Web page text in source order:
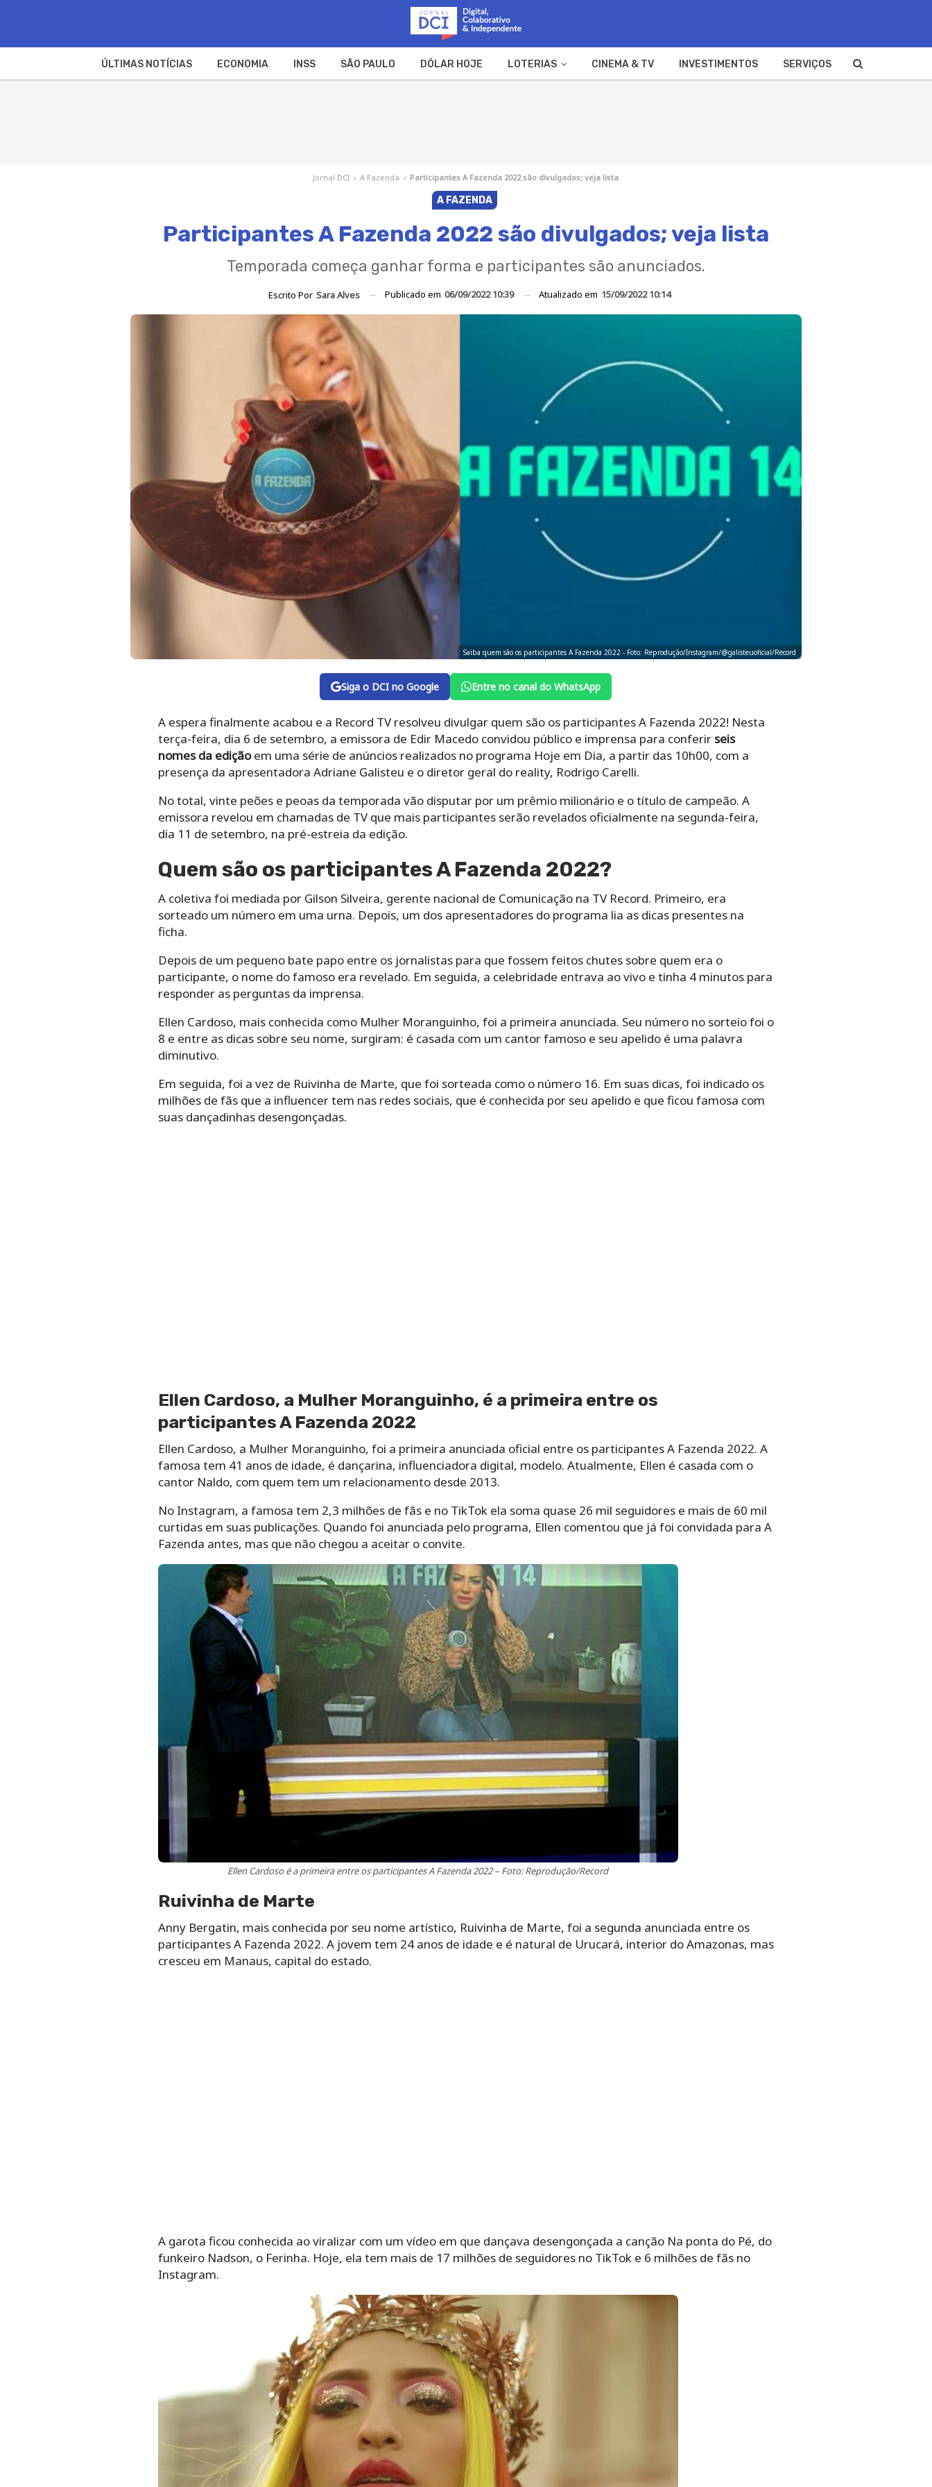
ÚLTIMAS NOTÍCIAS ECONOMIA INSS SÃO PAULO DÓLAR HOJE LOTERIAS CINEMA & TV INVESTIMENTOS SERVIÇOS
Jornal DCI › A Fazenda › Participantes A Fazenda 2022 são divulgados; veja lista
A FAZENDA
Participantes A Fazenda 2022 são divulgados; veja lista
Temporada começa ganhar forma e participantes são anunciados.
Escrito Por Sara Alves Publicado em 06/09/2022 10:39 Atualizado em 15/09/2022 10:14
Saiba quem são os participantes A Fazenda 2022 - Foto: Reprodução/Instagram/@galisteuoficial/Record
Siga o DCI no Google Entre no canal do WhatsApp
A espera finalmente acabou e a Record TV resolveu divulgar quem são os participantes A Fazenda 2022! Nesta
terça-feira, dia 6 de setembro, a emissora de Edir Macedo convidou público e imprensa para conferir seis
nomes da ediçãoem uma série de anúncios realizados no programa Hoje em Dia, a partir das 10h00, com a
presença da apresentadora Adriane Galisteu e o diretor geral do reality, Rodrigo Carelli.
No total, vinte peões e peoas da temporada vão disputar por um prêmio milionário e o título de campeão. A
emissora revelou em chamadas de TV que mais participantes serão revelados oficialmente na segunda-feira,
dia 11 de setembro, na pré-estreia da edição.
Quem são os participantes A Fazenda 2022?
A coletiva foi mediada por Gilson Silveira, gerente nacional de Comunicação na TV Record. Primeiro, era
sorteado um número em uma urna. Depois, um dos apresentadores do programa lia as dicas presentes na
ficha.
Depois de um pequeno bate papo entre os jornalistas para que fossem feitos chutes sobre quem era o
participante, o nome do famoso era revelado. Em seguida, a celebridade entrava ao vivo e tinha 4 minutos para
responder as perguntas da imprensa.
Ellen Cardoso, mais conhecida como Mulher Moranguinho, foi a primeira anunciada. Seu número no sorteio foi o
8 e entre as dicas sobre seu nome, surgiram: é casada com um cantor famoso e seu apelido é uma palavra
diminutivo.
Em seguida, foi a vez de Ruivinha de Marte, que foi sorteada como o número 16. Em suas dicas, foi indicado os
milhões de fãs que a influencer tem nas redes sociais, que é conhecida por seu apelido e que ficou famosa com
suas dançadinhas desengonçadas.
Ellen Cardoso, a Mulher Moranguinho, é a primeira entre os
participantes A Fazenda 2022
Ellen Cardoso, a Mulher Moranguinho, foi a primeira anunciada oficial entre os participantes A Fazenda 2022. A
famosa tem 41 anos de idade, é dançarina, influenciadora digital, modelo. Atualmente, Ellen é casada com o
cantor Naldo, com quem tem um relacionamento desde 2013.
No Instagram, a famosa tem 2,3 milhões de fãs e no TikTok ela soma quase 26 mil seguidores e mais de 60 mil
curtidas em suas publicações. Quando foi anunciada pelo programa, Ellen comentou que já foi convidada para A
Fazenda antes, mas que não chegou a aceitar o convite.
Ellen Cardoso é a primeira entre os participantes A Fazenda 2022 – Foto: Reprodução/Record
Ruivinha de Marte
Anny Bergatin, mais conhecida por seu nome artístico, Ruivinha de Marte, foi a segunda anunciada entre os
participantes A Fazenda 2022. A jovem tem 24 anos de idade e é natural de Urucará, interior do Amazonas, mas
cresceu em Manaus, capital do estado.
A garota ficou conhecida ao viralizar com um vídeo em que dançava desengonçada a canção Na ponta do Pé, do
funkeiro Nadson, o Ferinha. Hoje, ela tem mais de 17 milhões de seguidores no TikTok e 6 milhões de fãs no
Instagram.